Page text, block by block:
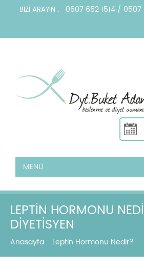
BİZİ ARAYIN : 0507 652 1514 / 0507
MENÜ
LEPTIN HORMONU
DİYETİSYEN
Anasayfa Leptin Hormonu Nedir?